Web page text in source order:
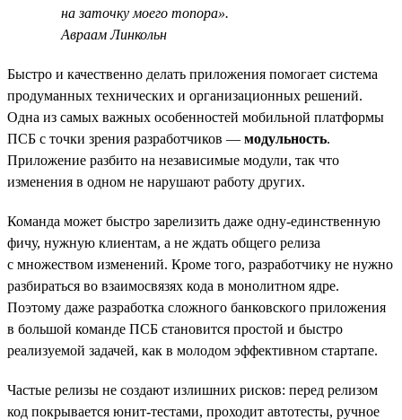
на заточку моего топора».
Авраам Линкольн
Быстро и качественно делать приложения помогает система
продуманных технических и организационных решений.
Одна из самых важных особенностей мобильной платформы
ПСБ с точки зрения разработчиков — модульность.
Приложение разбито на независимые модули, так что
изменения в одном не нарушают работу других.
Команда может быстро зарелизить даже одну-единственную
фичу, нужную клиентам, а не ждать общего релиза
с множеством изменений. Кроме того, разработчику не нужно
разбираться во взаимосвязях кода в монолитном ядре.
Поэтому даже разработка сложного банковского приложения
в большой команде ПСБ становится простой и быстро
реализуемой задачей, как в молодом эффективном стартапе.
Частые релизы не создают излишних рисков: перед релизом
код покрывается юнит-тестами, проходит автотесты, ручное